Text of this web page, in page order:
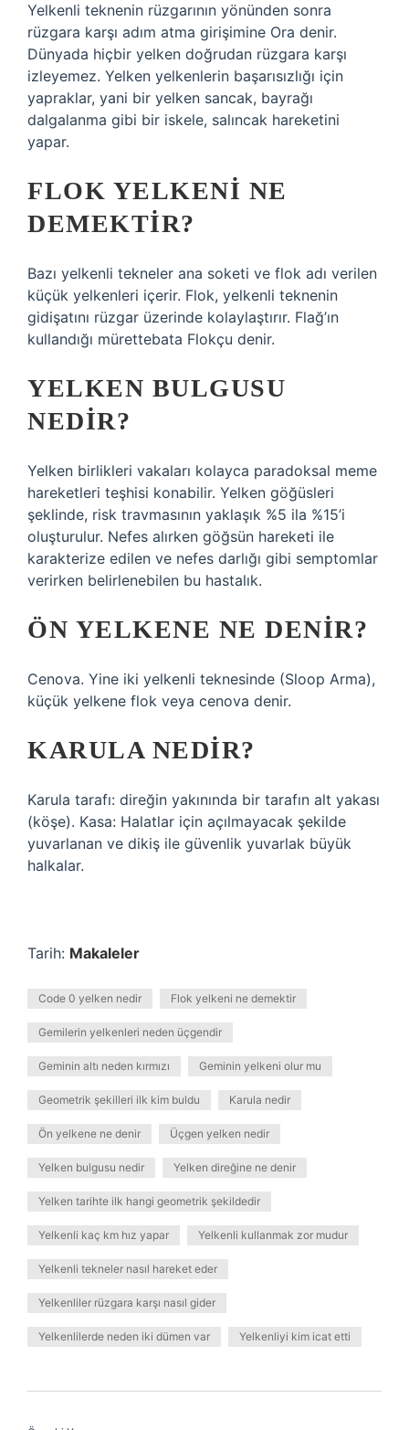
Yelkenli teknenin rüzgarının yönünden sonra
rüzgara karşı adım atma girişimine Ora denir.
Dünyada hiçbir yelken doğrudan rüzgara karşı
izleyemez. Yelken yelkenlerin başarısızlığı için
yapraklar, yani bir yelken sancak, bayrağı
dalgalanma gibi bir iskele, salıncak hareketini
yapar.
FLOK YELKENI NE
DEMEKTIR?
Bazı yelkenli tekneler ana soketi ve flok adı verilen
küçük yelkenleri içerir. Flok, yelkenli teknenin
gidişatını rüzgar üzerinde kolaylaştırır. Flağ’ın
kullandığı mürettebata Flokçu denir.
YELKEN BULGUSU
NEDIR?
Yelken birlikleri vakaları kolayca paradoksal meme
hareketleri teşhisi konabilir. Yelken göğüsleri
şeklinde, risk travmasının yaklaşık %5 ila %15’i
oluşturulur. Nefes alırken göğsün hareketi ile
karakterize edilen ve nefes darlığı gibi semptomlar
verirken belirlenebilen bu hastalık.
ÖN YELKENE NE DENIR?
Cenova. Yine iki yelkenli teknesinde (Sloop Arma),
küçük yelkene flok veya cenova denir.
KARULA NEDIR?
Karula tarafı: direğin yakınında bir tarafın alt yakası
(köşe). Kasa: Halatlar için açılmayacak şekilde
yuvarlanan ve dikiş ile güvenlik yuvarlak büyük
halkalar.
Tarih: Makaleler
Code 0 yelken nedir Flok yelkeni ne demektir
Gemilerin yelkenleri neden üçgendir
Geminin altı neden kırmızı Geminin yelkeni olur mu
Geometrik şekilleri ilk kim buldu Karula nedir
Ön yelkene ne denir Üçgen yelken nedir
Yelken bulgusu nedir Yelken direğine ne denir
Yelken tarihte ilk hangi geometrik şekildedir
Yelkenli kaç km hız yapar Yelkenli kullanmak zor mudur
Yelkenli tekneler nasıl hareket eder
Yelkenliler rüzgara karşı nasıl gider
Yelkenlilerde neden iki dümen var Yelkenliyi kim icat etti